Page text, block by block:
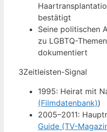
bestätigt
Seine politischen
zu LGBTQ-
dokumentiert
3Zeitleisten-Signal
1995: Heirat mit
(Filmdatenbank))
2005–2011:
Guide (TV-